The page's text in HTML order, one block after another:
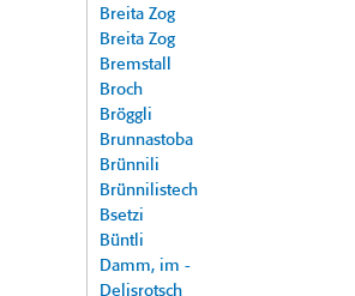
Breita Zog
Breita Zog
Bremstall
Broch
Bröggli
Brunnastoba
Brünnili
Brünnilistech
Bsetzi
Büntli
Damm, im -
Delisrotsch